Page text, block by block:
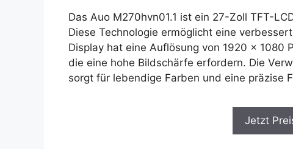
Das Auo M270hvn01.1 ist ein 27-Zoll TFT-
Diese Technologie ermöglicht eine
Display hat eine Auflösung von 1920 x 1080
die eine hohe Bildschärfe erfordern. Die
sorgt für lebendige Farben und eine präzise
Jetzt